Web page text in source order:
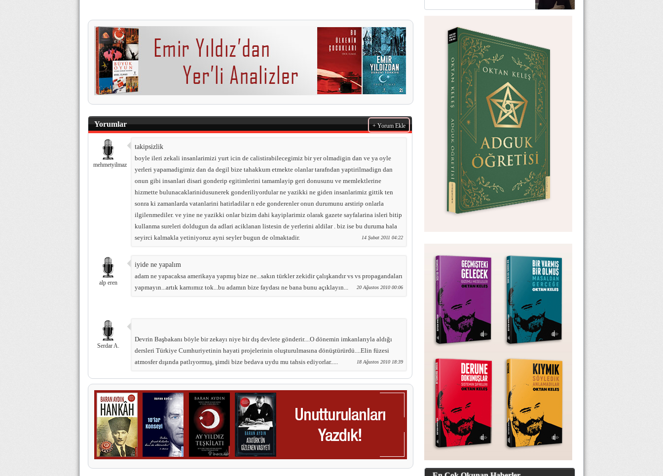
Yorumlar + Yorum Ekle
mehmetyilmaz
takipsizlik
boyle ileri zekali insanlarimizi yurt icin de calistirabilecegimiz bir yer olmadigin dan ve ya oyle
yerleri yapamadigimiz dan da degil bize tahakkum etmekte olanlar tarafndan yaptirilmadign dan
onun gibi insanlari disari gonderip egitimlerini tamamlayip geri donusunu ve memlektlerine
hizmette bulunacaklarinidusunerek gonderiliyordular ne yazikki ne giden insanlarimiz gittik ten
sonra ki zamanlarda vatanlarini hatirladilar n ede gonderenler onun durumunu arstirip onlarla
ilgilenmediler. ve yine ne yazikki onlar bizim dahi kayiplarimiz olarak gazete sayfalarina isleri bitip
kullanma sureleri doldugun da adlari aciklanan listesin de yerlerini aldilar . biz ise bu duruma hala
seyirci kalmakla yetiniyoruz ayni seyler bugun de olmaktadir.
14 Şubat 2011 04:22
alp eren
iyide ne yapalım
adam ne yapacaksa amerikaya yapmış bize ne...sakın türkler zekidir çalışkandır vs vs propagandaları
yapmayın...artık karnımız tok...bu adamın bize faydası ne bana bunu açıklayın...
20 Ağustos 2010 00:06
Serdar A.
Devrin Başbakanı böyle bir zekayı niye bir dış devlete gönderir....O dönemin imkanlarıyla aldığı
dersleri Türkiye Cumhuriyetinin hayati projelerinin oluşturulmasına dönüştürürdü....Elin füzesi
atmosfer dışında patlıyormuş, şimdi bize bedava uydu mu tahsis ediyorlar.....
18 Ağustos 2010 18:39